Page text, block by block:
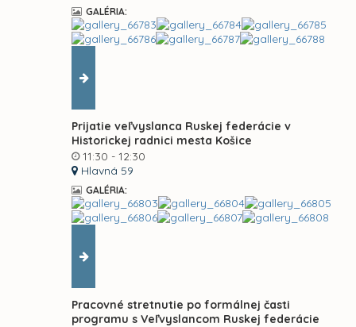
GALÉRIA:
Prijatie veľvyslanca Ruskej federácie v
Historickej radnici mesta Košice
11:30 - 12:30
Hlavná 59
GALÉRIA:
Pracovné stretnutie po formálnej časti
programu s Veľvyslancom Ruskej federácie